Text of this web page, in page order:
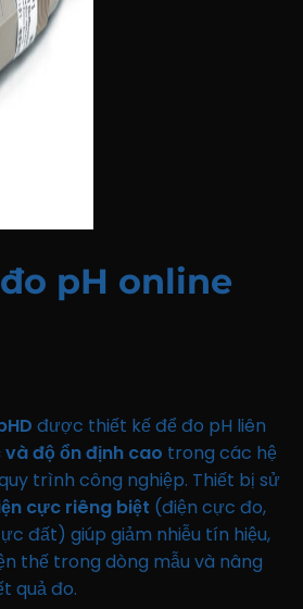
pH online
được thiết kế để đo pH liên
độ ổn định cao trong các hệ
trình công nghiệp. Thiết bị sử
cực riêng biệt (điện cực đo,
đất) giúp giảm nhiễu tín hiệu,
thế trong dòng mẫu và nâng
quả đo.